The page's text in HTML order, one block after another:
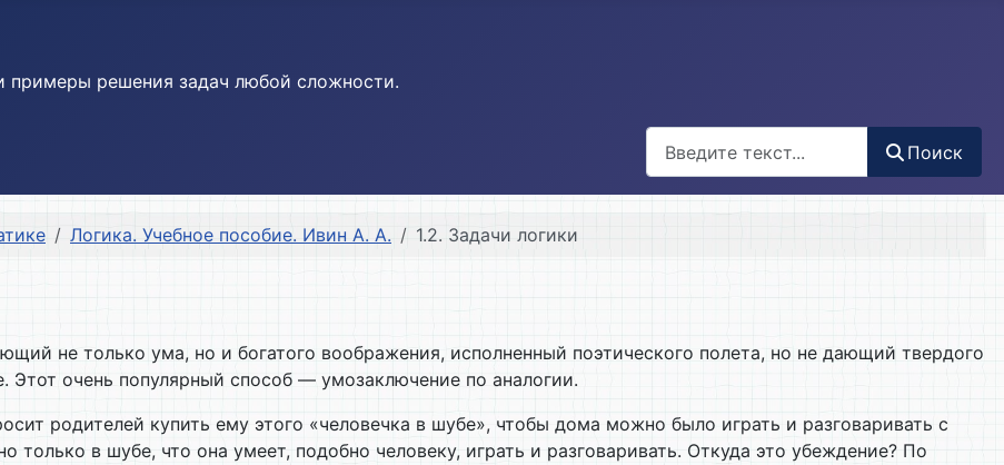
примеры решения задач любой сложности.
Поиск
Логика. Учебное пособие. Ивин А. А. 1.2. Задачи логики
не только ума, но и богатого воображения, исполненный поэтического полета, но не дающий твердого
очень популярный способ — умозаключение по аналогии.
родителей купить ему этого «человечка в шубе», чтобы дома можно было играть и разговаривать с
только в шубе, что она умеет, подобно человеку, играть и разговаривать. Откуда это убеждение? По